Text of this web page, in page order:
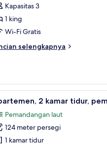
Kapasitas 3
1 king
Wi-Fi Gratis
selengkapnya
kerja
5 2 kamar tidur,
Pemandangan laut
124 meter persegi
1 kamar tidur